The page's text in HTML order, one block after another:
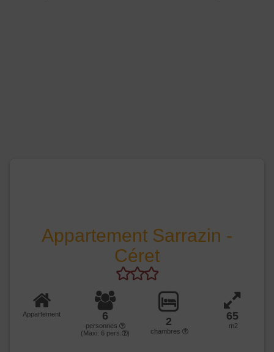
Appartement Sarrazin -
Céret
Appartement 6
personnes
(Maxi: 6 pers. )
2
chambres
65
m2